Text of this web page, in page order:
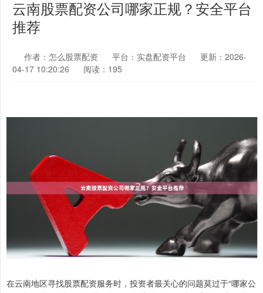
云南股票配资公司哪家正规？安全平台
推荐
作者：怎么股票配资 平台：实盘配资平台
更新：2026-
04-17 10:20:26
阅读：195
在云南地区寻找股票配资服务时，投资者最关心的问题莫过于“哪家公